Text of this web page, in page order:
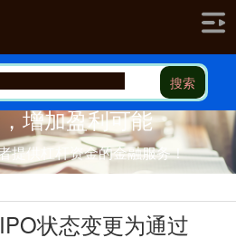
搜索
增加盈利可能
提供杠杆资金的金融服务！
状态变更为通过